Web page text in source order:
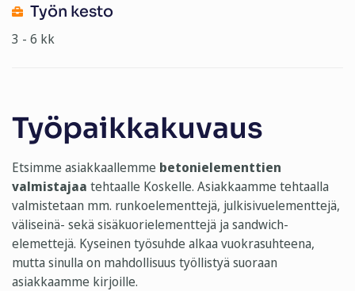
Työn kesto
3 - 6 kk
Työpaikkakuvaus
Etsimme asiakkaallemme betonielementtien
valmistajaa tehtaalle Koskelle. Asiakkaamme tehtaalla
valmistetaan mm. runkoelementtejä, julkisivuelementtejä,
väliseinä- sekä sisäkuorielementtejä ja sandwich-
elemettejä. Kyseinen työsuhde alkaa vuokrasuhteena,
mutta sinulla on mahdollisuus työllistyä suoraan
asiakkaamme kirjoille.